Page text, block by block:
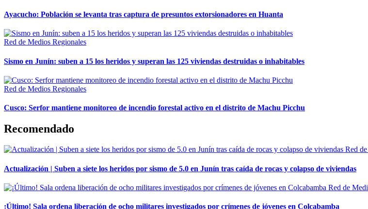
Ayacucho: Población se levanta tras captura de presuntos extorsionadores en Huanta
Red de Medios Regionales
Sismo en Junín: suben a 15 los heridos y superan las 125 viviendas destruidas o inhabitables
Red de Medios Regionales
Cusco: Serfor mantiene monitoreo de incendio forestal activo en el distrito de Machu Picchu
Recomendado
Red
Actualización | Suben a siete los heridos por sismo de 5.0 en Junín tras caída de rocas y colapso de viviendas
Red de
¡Último! Sala ordena liberación de ocho militares investigados por crímenes de jóvenes en Colcabamba